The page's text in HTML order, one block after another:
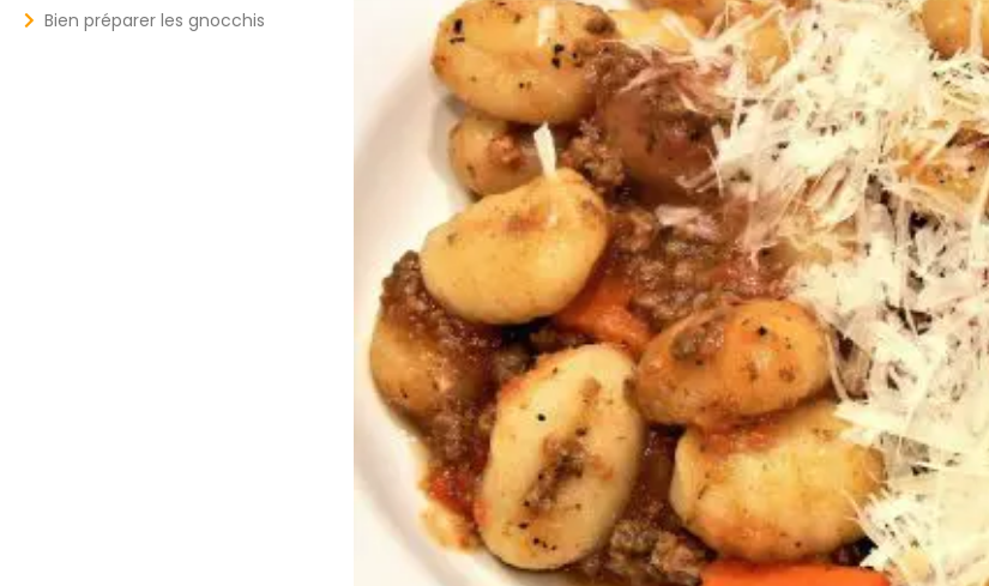
Bien préparer les gnocchis